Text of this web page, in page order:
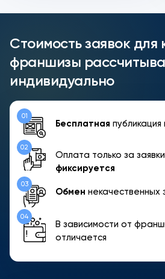
Стоимость заявок для
франшизы
индивидуально
01
Бесплатная
02
Оплата только за
фиксируется
03
Обмен некачественных
04
В зависимости от
отличается